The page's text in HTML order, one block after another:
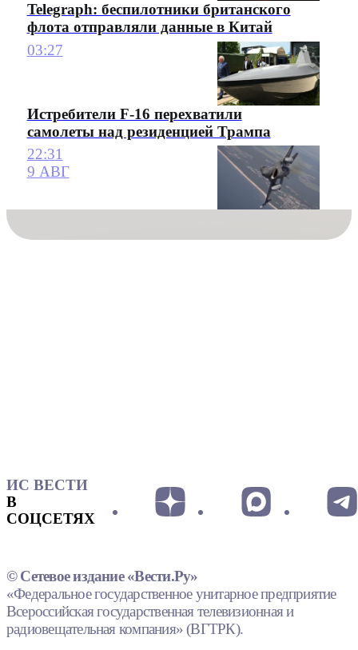
Telegraph: беспилотники британского
флота отправляли данные в Китай
03:27
Истребители F-16 перехватили
самолеты над резиденцией Трампа
22:31
9 АВГ
ИС ВЕСТИ
В
СОЦСЕТЯХ
© Сетевое издание «Вести.Ру»
«Федеральное государственное унитарное предприятие
Всероссийская государственная телевизионная и
радиовещательная компания» (ВГТРК).